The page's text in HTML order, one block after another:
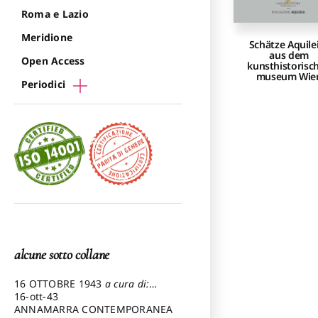
Schätze
aus dem
museum
Roma e Lazio
Meridione
Open Access
Periodici
alcune sotto collane
16 OTTOBRE 1943 a cura di:
Pezzetti Marcello
16-ott-43
ANNAMARRA CONTEMPORANEA